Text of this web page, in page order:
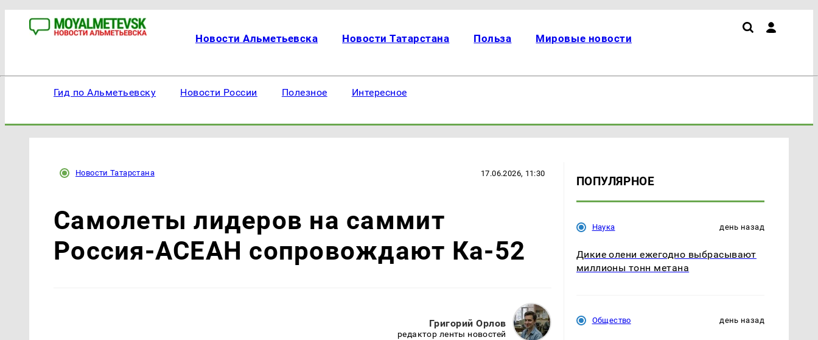
Новости Альметьевска Новости Татарстана Польза Мировые новости
Гид по Альметьевску Новости России Полезное Интересное
Новости Татарстана 17.06.2026, 11:30
Самолеты лидеров на саммит
Россия-АСЕАН сопровождают Ка-52
Григорий Орлов
редактор ленты новостей
ПОПУЛЯРНОЕ
Наука день назад
Дикие олени ежегодно выбрасывают
миллионы тонн метана
Общество день назад